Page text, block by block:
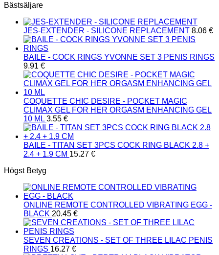
Bästsäljare
JES-EXTENDER - SILICONE REPLACEMENT 8.06 €
BAILE - COCK RINGS YVONNE SET 3 PENIS RINGS
9.91 €
COQUETTE CHIC DESIRE - POCKET MAGIC
CLIMAX GEL FOR HER ORGASM ENHANCING GEL
10 ML 3.55 €
BAILE - TITAN SET 3PCS COCK RING BLACK 2.8 +
2.4 + 1.9 CM 15.27 €
Högst Betyg
ONLINE REMOTE CONTROLLED VIBRATING EGG -
BLACK 20.45 €
SEVEN CREATIONS - SET OF THREE LILAC PENIS
RINGS 16.27 €